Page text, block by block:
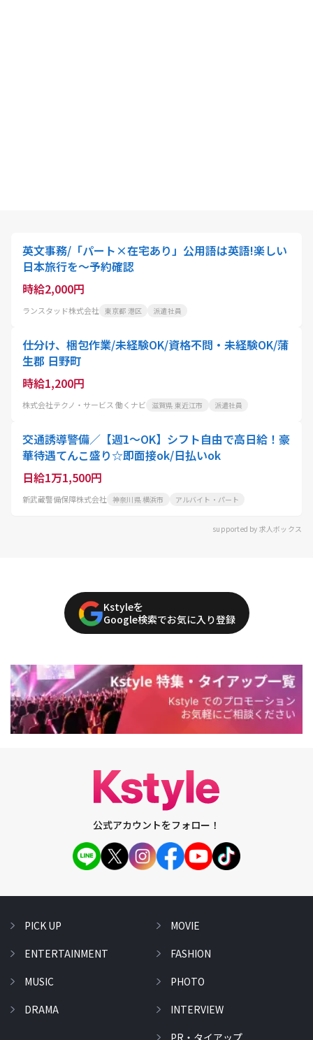
英文事務/「パート×在宅あり」公用語は英語!楽しい
日本旅行を～予約確認
時給2,000円
ランスタッド株式会社 東京都 港区 派遣社員
仕分け、梱包作業/未経験OK/資格不問・未経験OK/蒲
生郡 日野町
時給1,200円
株式会社テクノ・サービス 働くナビ 滋賀県 東近江市 派遣社員
交通誘導警備／【週1～OK】シフト自由で高日給！豪
華待遇てんこ盛り☆即面接ok/日払いok
日給1万1,500円
新武蔵警備保障株式会社 神奈川県 横浜市 アルバイト・パート
supported by 求人ボックス
Kstyleを
Google検索でお気に入り登録
公式アカウントをフォロー！
PICK UP
ENTERTAINMENT
MUSIC
DRAMA
MOVIE
FASHION
PHOTO
INTERVIEW
PR・タイアップ